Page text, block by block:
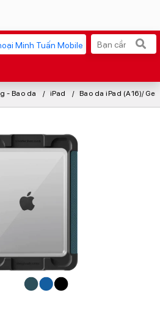
Galaxy Z8 Series
OPPO Reno16
Cốc sạc Apple
- Bao da iPad Bao da iPad (A16)/